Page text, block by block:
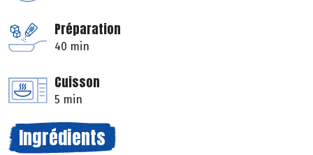
Préparation
40 min
Cuisson
5 min
Ingrédients